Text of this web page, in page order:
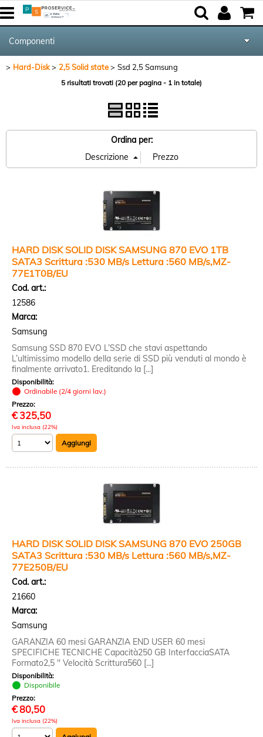
Tutte le Categorie
Componenti
Networking & Com.
Hard-Disk 2,5 Solid state Ssd 2,5 Samsung
5 risultati trovati (20 per pagina - 1 in totale)
Ordina per:
HARD DISK SOLID DISK SAMSUNG 870 EVO 1TB
SATA3 Scrittura :530 MB/s Lettura :560 MB/s,MZ-
77E1T0B/EU
Cod. art.:
12586
Marca:
Samsung
Samsung SSD 870 EVO L’SSD che stavi aspettando
L’ultimissimo modello della serie di SSD più venduti al mondo è
finalmente arrivato1. Ereditando la [...]
Disponibilità:
Ordinabile (2/4 giorni lav.)
Prezzo:
€ 325,50
Iva inclusa (22%)
HARD DISK SOLID DISK SAMSUNG 870 EVO 250GB
SATA3 Scrittura :530 MB/s Lettura :560 MB/s,MZ-
77E250B/EU
Cod. art.:
21660
Marca:
Samsung
GARANZIA 60 mesi GARANZIA END USER 60 mesi
SPECIFICHE TECNICHE Capacità250 GB InterfacciaSATA
Formato2,5 '' Velocità Scrittura560 [...]
Disponibilità:
Disponibile
Prezzo:
€80,50
Iva inclusa (22%)